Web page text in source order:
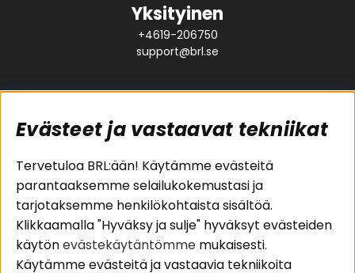
Yksityinen
+4619-206750
support@brl.se
Suositut sivut
Pakettiratkaisut
Autostereot
Kaiuttimet
Päätevahvistimet
Asiakaspalvelu
Evästeet
Huolto- ja
takuutiedot
Ostoehdot
Evästeet ja vastaavat tekniikat
Tervetuloa BRL:ään! Käytämme evästeitä
parantaaksemme selailukokemustasi ja
tarjotaksemme henkilökohtaista sisältöä.
Klikkaamalla "Hyväksy ja sulje" hyväksyt evästeiden
käytönevästekäytäntömme mukaisesti.
Käytämme evästeitä ja vastaavia tekniikoita